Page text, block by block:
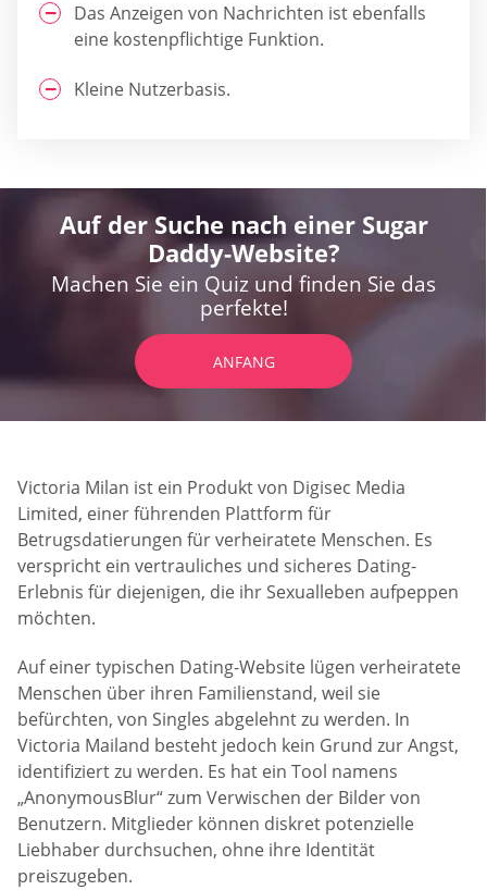
Das Anzeigen von Nachrichten ist ebenfalls
eine kostenpflichtige Funktion.
Kleine Nutzerbasis.
Auf der Suche nach einer Sugar
Daddy-Website?
Machen Sie ein Quiz und finden Sie das
perfekte!
ANFANG
Victoria Milan ist ein Produkt von Digisec Media
Limited, einer führenden Plattform für
Betrugsdatierungen für verheiratete Menschen. Es
verspricht ein vertrauliches und sicheres Dating-
Erlebnis für diejenigen, die ihr Sexualleben aufpeppen
möchten.
Auf einer typischen Dating-Website lügen verheiratete
Menschen über ihren Familienstand, weil sie
befürchten, von Singles abgelehnt zu werden. In
Victoria Mailand besteht jedoch kein Grund zur Angst,
identifiziert zu werden. Es hat ein Tool namens
„AnonymousBlur“ zum Verwischen der Bilder von
Benutzern. Mitglieder können diskret potenzielle
Liebhaber durchsuchen, ohne ihre Identität
preiszugeben.